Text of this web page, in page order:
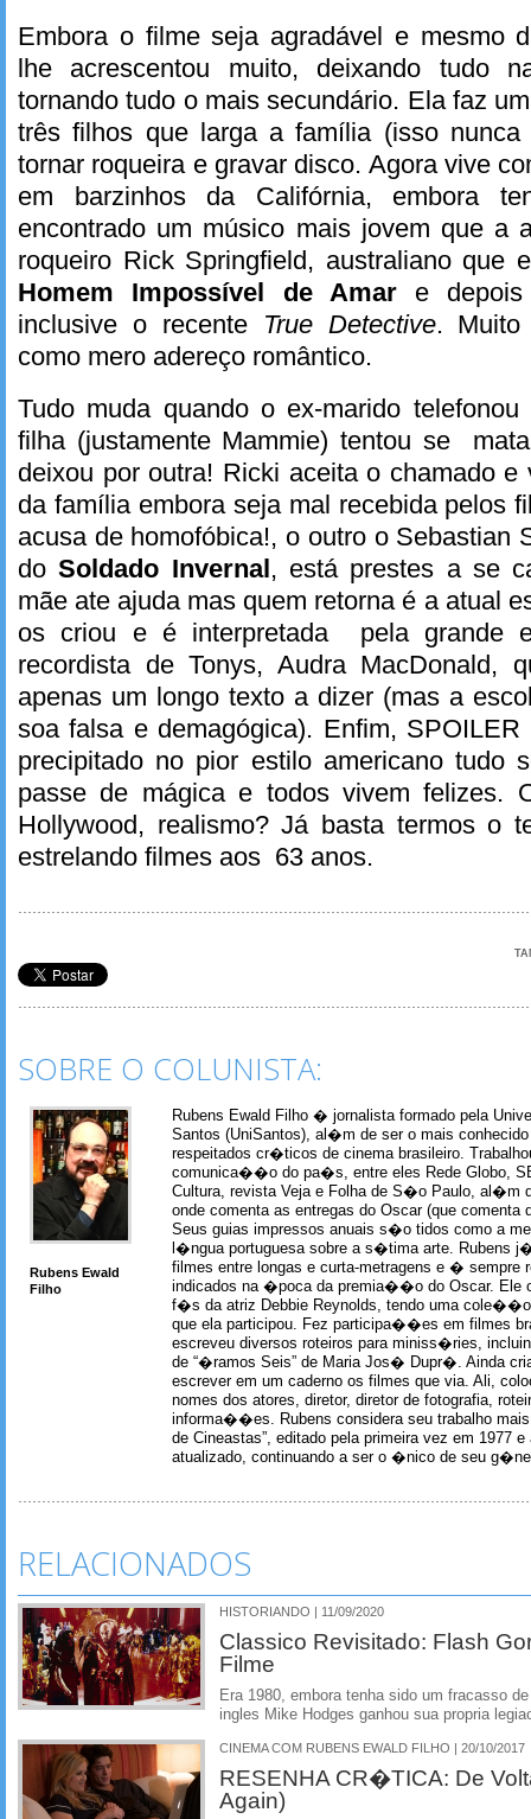
Embora o filme seja agradável e mesmo
lhe acrescentou muito, deixando tudo
tornando tudo o mais secundário. Ela faz
três filhos que larga a família (isso
tornar roqueira e gravar disco. Agora vive
em barzinhos da Califórnia, embora
encontrado um músico mais jovem que a
roqueiro Rick Springfield, australiano que
Homem Impossível de Amare depois
inclusive o recente True Detective. Muito
como mero adereço romântico.
Tudo muda quando o ex-marido
filha (justamente Mammie) tentou se
deixou por outra! Ricki aceita o chamado e
da família embora seja mal recebida pelos
acusa de homofóbica!, o outro o Sebastian
doSoldado Invernal , está prestes a se
mãe ate ajuda mas quem retorna é a atual
os criou e é interpretada pela grande
recordista de Tonys, Audra MacDonald,
apenas um longo texto a dizer (mas a
soa falsa e demagógica). Enfim,
precipitado no pior estilo americano tudo
passe de mágica e todos vivem felizes.
Hollywood, realismo? Já basta termos o
estrelando filmes aos 63 anos.
SOBRE O COLUNISTA:
Rubens Ewald
Filho
Rubens Ewald Filho � jornalista formado pela
Santos (UniSantos), al�m de ser o mais
respeitados cr�ticos de cinema brasileiro.
comunica��o do pa�s, entre eles Rede Globo,
Cultura, revista Veja e Folha de S�o Paulo, al�m
onde comenta as entregas do Oscar (que comenta
Seus guias impressos anuais s�o tidos como a
l�ngua portuguesa sobre a s�tima arte. Rubens
filmes entre longas e curta-metragens e � sempre
indicados na �poca da premia��o do Oscar. Ele
f�s da atriz Debbie Reynolds, tendo uma
que ela participou. Fez participa��es em filmes
escreveu diversos roteiros para miniss�ries,
de “�ramos Seis” de Maria Jos� Dupr�. Ainda
escrever em um caderno os filmes que via. Ali,
nomes dos atores, diretor, diretor de fotografia,
informa��es. Rubens considera seu trabalho
de Cineastas”, editado pela primeira vez em 1977 e
atualizado, continuando a ser o �nico de seu
RELACIONADOS
HISTORIANDO | 11/09/2020
Classico Revisitado: Flash
Filme
Era 1980, embora tenha sido um fracasso
ingles Mike Hodges ganhou sua propria
CINEMA COM RUBENS EWALD FILHO | 20/10/2017
RESENHA CR�TICA: De
Again)